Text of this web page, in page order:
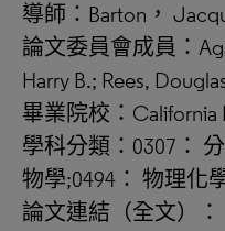
導師：Barton，
論文委員會成員：
Harry B.; Rees,
畢業院校：California
學科分類：0307：
物學;0494： 物理化
論文連結（全文）：